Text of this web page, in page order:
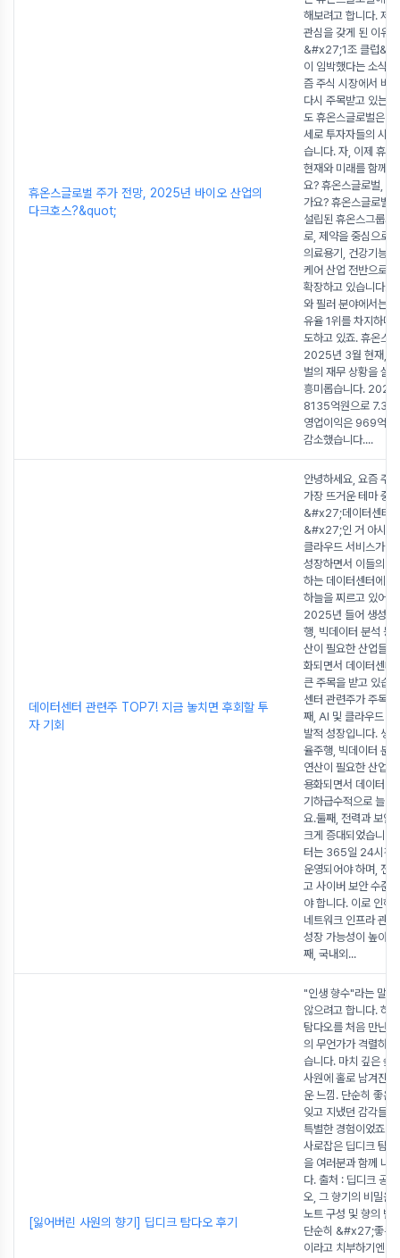
휴온스글로벌 주가 전망, 2025년 바이오 산업의
다크호스?&quot;
해보려고 합니다. 제
관심을 갖게 된 이유
&#x27;1조 클럽
이 임박했다는 소식
즘 주식 시장에서 바
다시 주목받고 있는
도 휴온스글로벌은
세로 투자자들의 시
습니다. 자, 이제 휴온
현재와 미래를 함께
요? 휴온스글로벌, 어
가요? 휴온스글로벌
설립된 휴온스그룹의
로, 제약을 중심으로
의료용기, 건강기능
케어 산업 전반으로
확장하고 있습니다.
와 필러 분야에서는
유율 1위를 차지하며
도하고 있죠. 휴온스
2025년 3월 현재, 휴
벌의 재무 상황을 살
흥미롭습니다. 2024
8135억원으로 7.3%
영업이익은 969억원
감소했습니다....
데이터센터 관련주 TOP7! 지금 놓치면 후회할 투
자 기회
안녕하세요, 요즘 주
가장 뜨거운 테마 중
&#x27;데이터센터
&#x27;인 거 아시나
클라우드 서비스가
성장하면서 이들의
하는 데이터센터에
하늘을 찌르고 있어요
2025년 들어 생성형
행, 빅데이터 분석 등
산이 필요한 산업들
화되면서 데이터센터
큰 주목을 받고 있습
센터 관련주가 주목
째, AI 및 클라우드 서
발적 성장입니다. 생
율주행, 빅데이터 분
연산이 필요한 산업
용화되면서 데이터센
기하급수적으로 늘어
요.둘째, 전력과 보안
크게 증대되었습니다
터는 365일 24시간
운영되어야 하며, 전
고 사이버 보안 수준
야 합니다. 이로 인해
네트워크 인프라 관
성장 가능성이 높아
째, 국내외 ...
[잃어버린 사원의 향기] 딥디크 탐다오 후기
"인생 향수"라는 말,
않으려고 합니다. 하
탐다오를 처음 만난
의 무언가가 격렬하
습니다. 마치 깊은 숲
사원에 홀로 남겨진
운 느낌. 단순히 좋은
잊고 지냈던 감각들
특별한 경험이었죠.
사로잡은 딥디크 탐
을 여러분과 함께 나
다. 출처 : 딥디크 공
오, 그 향기의 비밀을
노트 구성 및 향의 변
단순히 &#x27;좋은
이라고 치부하기엔